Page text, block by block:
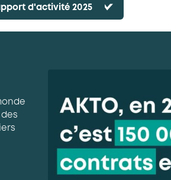
d'activité 2025